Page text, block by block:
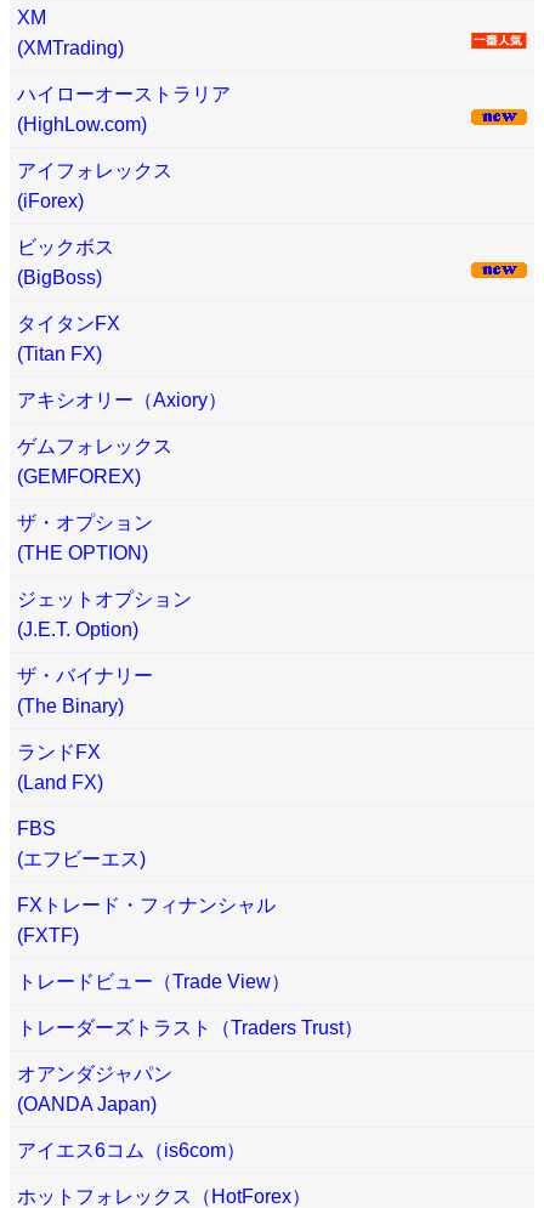
XM
(XMTrading)
ハイローオーストラリア
(HighLow.com)
アイフォレックス
(iForex)
ビックボス
(BigBoss)
タイタンFX
(Titan FX)
アキシオリー（Axiory）
ゲムフォレックス
(GEMFOREX)
ザ・オプション
(THE OPTION)
ジェットオプション
(J.E.T. Option)
ザ・バイナリー
(The Binary)
ランドFX
(Land FX)
FBS
(エフビーエス)
FXトレード・フィナンシャル
(FXTF)
トレードビュー（Trade View）
トレーダーズトラスト（Traders Trust）
オアンダジャパン
(OANDA Japan)
アイエス6コム（is6com）
ホットフォレックス（HotForex）